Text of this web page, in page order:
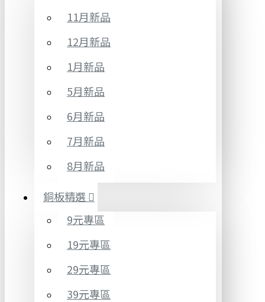
11月新品
12月新品
1月新品
5月新品
6月新品
7月新品
8月新品
銅板精選
9元專區
19元專區
29元專區
39元專區